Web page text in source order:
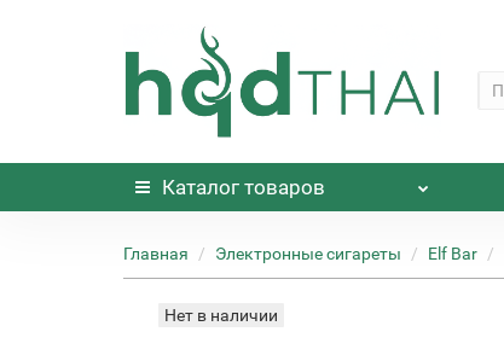
Каталог товаров
Главная Электронные сигареты Elf Bar
Нет в наличии